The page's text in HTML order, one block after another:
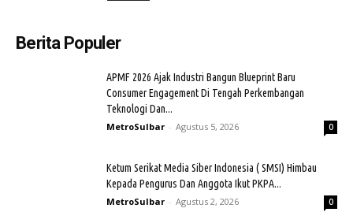
Berita Populer
APMF 2026 Ajak Industri Bangun Blueprint Baru
Consumer Engagement Di Tengah Perkembangan
Teknologi Dan...
MetroSulbar - Agustus 5, 2026 0
Ketum Serikat Media Siber Indonesia ( SMSI) Himbau
Kepada Pengurus Dan Anggota Ikut PKPA...
MetroSulbar - Agustus 2, 2026 0